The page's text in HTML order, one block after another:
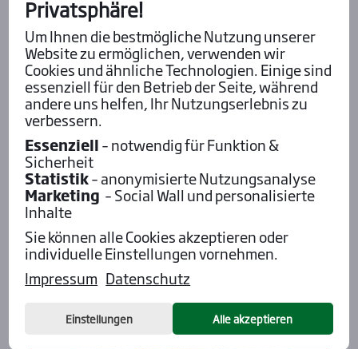
Fabs
Ich bin gespannt auf
Pod­cast mit Wett-Tipps
Privatsphäre!
Um Ihnen die bestmögliche Nutzung unserer
Website zu ermöglichen, verwenden wir
Cookies und ähnliche Technologien. Einige sind
essenziell für den Betrieb der Seite, während
andere uns helfen, Ihr Nutzungserlebnis zu
verbessern.
Essenziell– notwendig für Funktion &
Sicherheit
Statistik– anonymisierte Nutzungsanalyse
Marketing – Social Wall und personalisierte
Inhalte
Sie können alle Cookies akzeptieren oder
individuelle Einstellungen vornehmen.
Impressum Datenschutz
Einstellungen Alle akzeptieren